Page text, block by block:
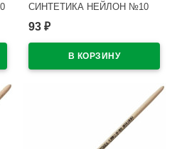
СИНТЕТИКА НЕЙЛОН №10
плоская
93 ₽